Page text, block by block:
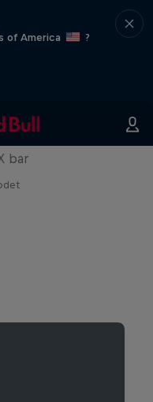
of America
?
Unloaded
bar